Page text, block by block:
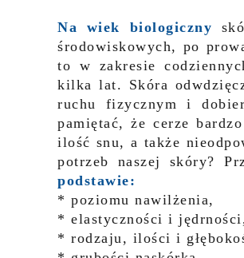
Na wiek biologiczny
środowiskowych, po
to w zakresie
kilka lat. Skóra
ruchu fizycznym i
pamiętać, że cerze
ilość snu, a także
potrzeb naszej skóry?
podstawie:
* poziomu nawilżenia,
* elastyczności i
* rodzaju, ilości i